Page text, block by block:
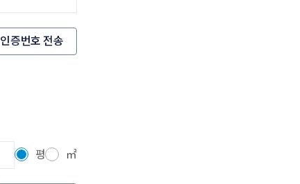
인증번호 전송
평 ㎡